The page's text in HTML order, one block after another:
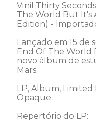
Vinil Thirty
The World But It's
Edition) -
Lançado em 15 de
End Of The World
novo álbum de
Mars.
LP, Album, Limited
Opaque
Repertório do LP: